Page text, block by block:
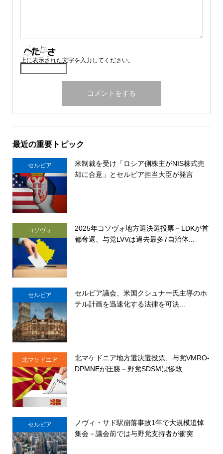
上に表示された文字を入力してください。
最近の重要トピック
セルビア
米制裁を受け「ロシア側株主がNIS株式売
却に合意」とセルビア担当大臣が発言
コソヴォ
2025年コソヴォ地方選決選投票－LDKが首
都奪還、与党LVVは過去最多7自治体...
セルビア
セルビア議会、米国クシュナー氏主導のホ
テル計画を迅速化する法律を可決...
北マケドニア
北マケドニア地方選決選投票、与党VMRO-
DPMNEが圧勝－野党SDSMは惨敗
セルビア
ノヴィ・サド駅崩落事故1年で大規模追悼
集会－議会前では与野党支持者が衝突